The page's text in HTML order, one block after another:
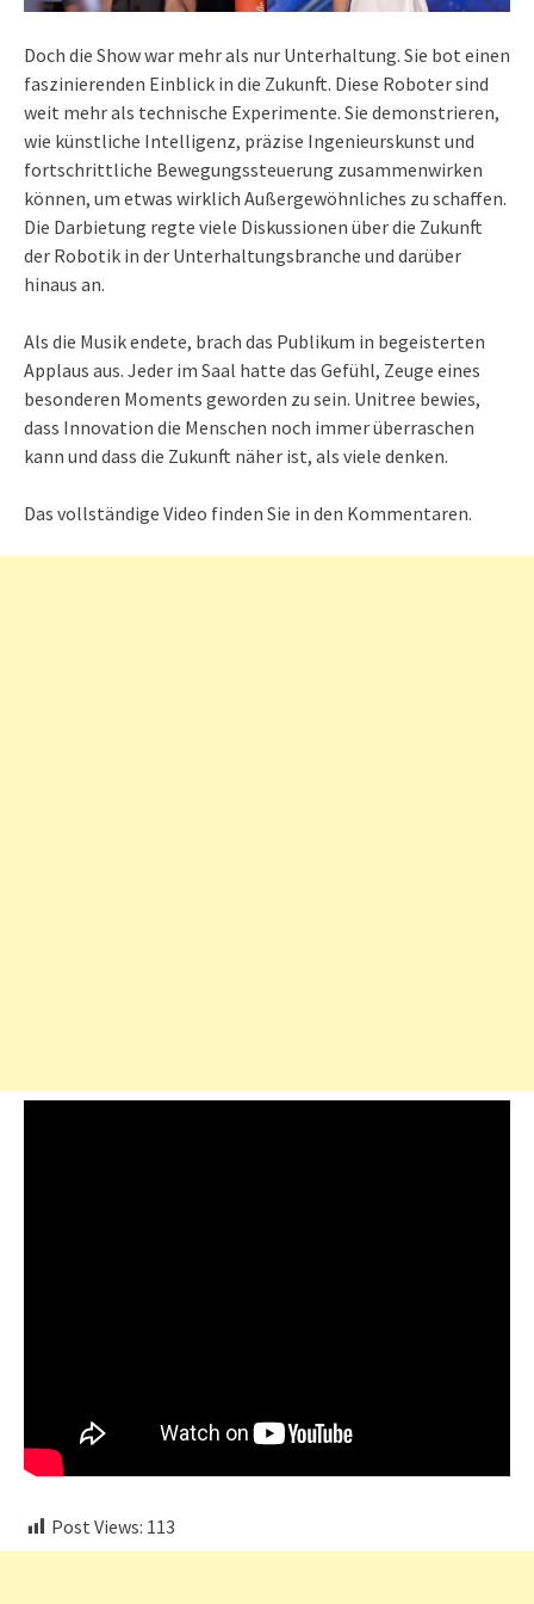
Doch die Show war mehr als nur Unterhaltung. Sie bot einen
faszinierenden Einblick in die Zukunft. Diese Roboter sind
weit mehr als technische Experimente. Sie demonstrieren,
wie künstliche Intelligenz, präzise Ingenieurskunst und
fortschrittliche Bewegungssteuerung zusammenwirken
können, um etwas wirklich Außergewöhnliches zu schaffen.
Die Darbietung regte viele Diskussionen über die Zukunft
der Robotik in der Unterhaltungsbranche und darüber
hinaus an.
Als die Musik endete, brach das Publikum in begeisterten
Applaus aus. Jeder im Saal hatte das Gefühl, Zeuge eines
besonderen Moments geworden zu sein. Unitree bewies,
dass Innovation die Menschen noch immer überraschen
kann und dass die Zukunft näher ist, als viele denken.
Das vollständige Video finden Sie in den Kommentaren.
Post Views: 113